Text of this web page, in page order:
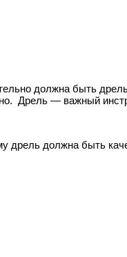
должна быть
Дрель — важный
дрель должна быть